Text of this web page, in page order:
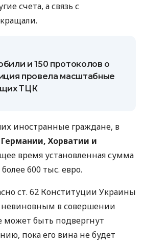
счета, а связь с
и 150 протоколов о
провела масштабные
ТЦК
иностранные граждане, в
Германии, Хорватии и
время установленная сумма
600 тыс. евро.
ст. 62 Конституции Украины
невиновным в совершении
может быть подвергнут
пока его вина не будет